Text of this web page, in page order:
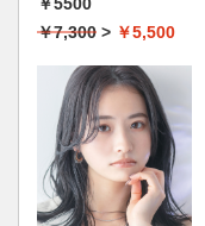
￥7,300 > ￥5,500